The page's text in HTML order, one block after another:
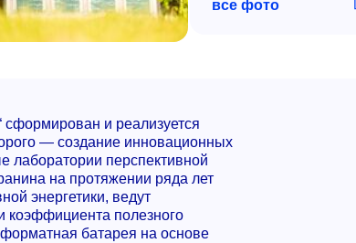
все фото
и реализуется
— создание инновационных
лаборатории перспективной
на протяжении ряда лет
энергетики, ведут
коэффициента полезного
батарея на основе